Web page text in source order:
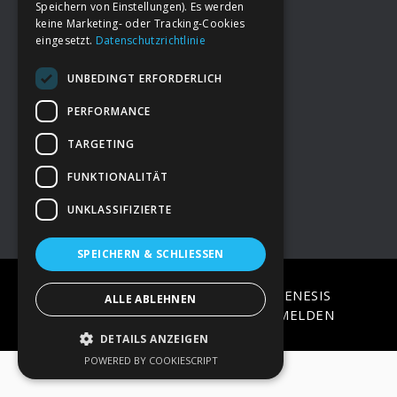
FooterDeine Spende
→ Impressum
→Kontakt zum PAO Team
COPYRIGHT © 2026 · ON
GENESIS
FRAMEWORK·WORDPRESS·ANMELDEN
Speichern von Einstellungen). Es werden
keine Marketing- oder Tracking-Cookies
eingesetzt. Datenschutzrichtlinie
UNBEDINGT ERFORDERLICH
PERFORMANCE
TARGETING
FUNKTIONALITÄT
UNKLASSIFIZIERTE
SPEICHERN & SCHLIESSEN
ALLE ABLEHNEN
DETAILS ANZEIGEN
POWERED BY COOKIESCRIPT